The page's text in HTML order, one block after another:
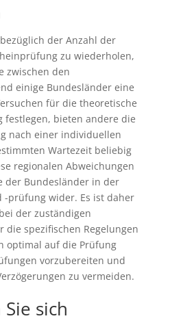
der Anzahl der
zu wiederholen,
zwischen den
einige Bundesländer eine
für die theoretische
festlegen, bieten andere die
nach einer individuellen
Wartezeit beliebig
regionalen Abweichungen
der Bundesländer in der
-prüfung wider. Es ist daher
der zuständigen
die spezifischen Regelungen
optimal auf die Prüfung
vorzubereiten und
zu vermeiden.
sich